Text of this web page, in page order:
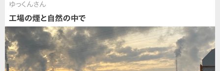
ゆっくんさん
工場の煙と自然の中で